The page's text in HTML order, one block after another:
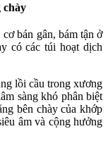
chày
bán gân, bám tận ở
có các túi hoạt dịch
lồi cầu trong xương
sàng khó phân biệt
bên chày của khớp
âm và cộng hưởng